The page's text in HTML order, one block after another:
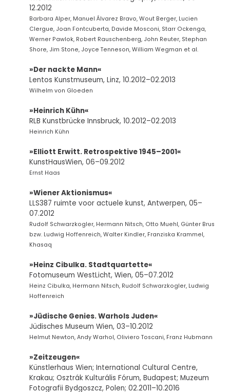
12.2012
Barbara Alper, Manuel Álvarez Bravo, Wout Berger, Lucien
Clergue, Joan Fontcuberta, Davide Mosconi, Starr Ockenga,
Werner Pawlok, Robert Rauschenberg, John Reuter, Stephan
Shore, Jim Stone, Joyce Tenneson, William Wegman et al.
»Der nackte Mann«
Lentos Kunstmuseum, Linz, 10.2012–02.2013
Wilhelm von Gloeden
»Heinrich Kühn«
RLB Kunstbrücke Innsbruck, 10.2012–02.2013
Heinrich Kühn
»Elliott Erwitt. Retrospektive 1945–2001«
KunstHausWien, 06–09.2012
Ernst Haas
»Wiener Aktionismus«
LLS387 ruimte voor actuele kunst, Antwerpen, 05–
07.2012
Rudolf Schwarzkogler, Hermann Nitsch, Otto Muehl, Günter Brus
bzw. Ludwig Hoffenreich, Walter Kindler, Franziska Krammel,
Khasaq
»Heinz Cibulka. Stadtquartette«
Fotomuseum WestLicht, Wien, 05–07.2012
Heinz Cibulka, Hermann Nitsch, Rudolf Schwarzkogler, Ludwig
Hoffenreich
»Jüdische Genies. Warhols Juden«
Jüdisches Museum Wien, 03–10.2012
Helmut Newton, Andy Warhol, Oliviero Toscani, Franz Hubmann
»Zeitzeugen«
Künstlerhaus Wien; International Cultural Centre,
Krakau; Osztrák Kulturális Fórum, Budapest; Muzeum
Fotografii Bydgoszcz, Polen; 02.2011–10.2016